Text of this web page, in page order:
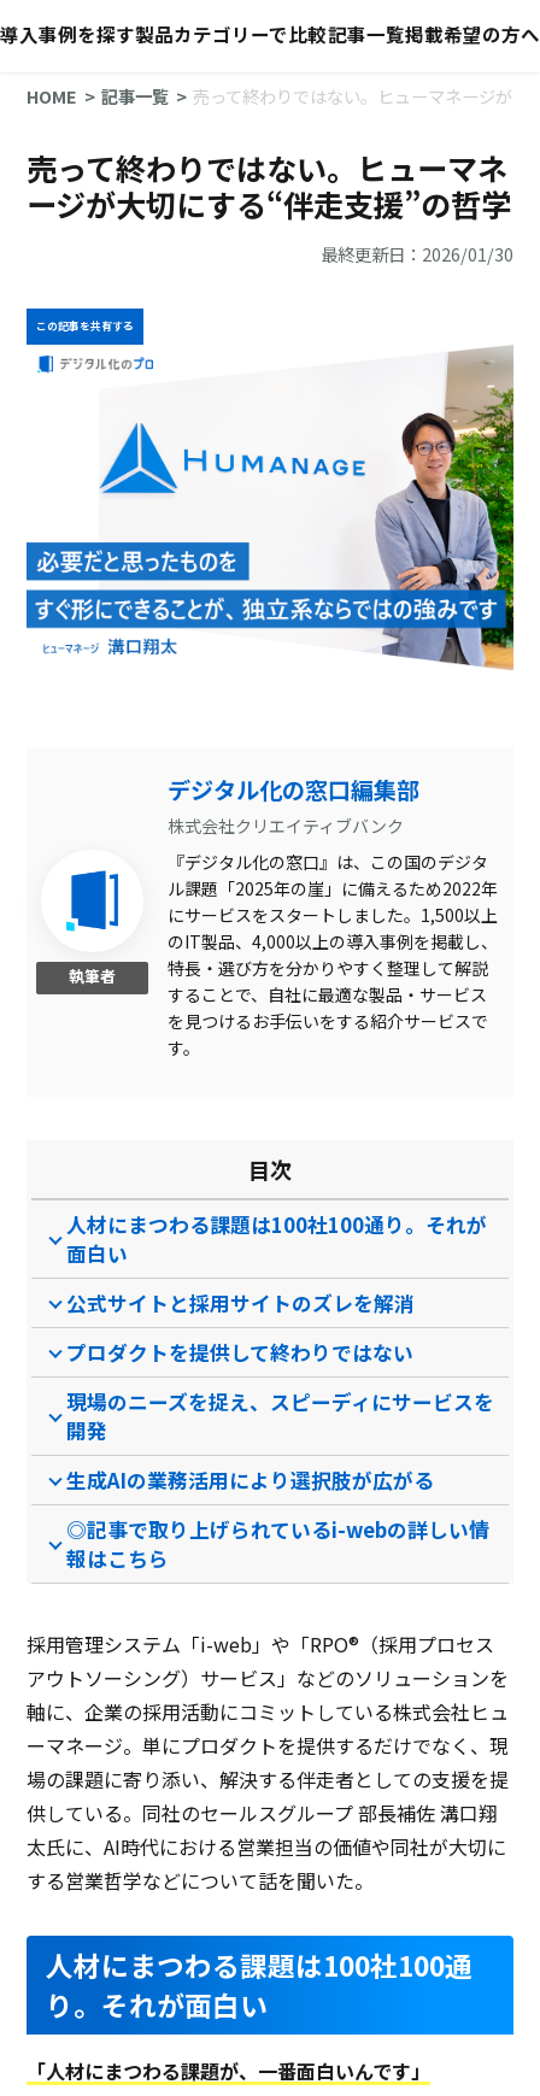
導入事例を探す製品カテゴリーで比較記事一覧掲載希望の方へ
HOME 記事一覧 売って終わりではない。ヒューマネージが大
売って終わりではない。ヒューマネ
ージが大切にする“伴走支援”の哲学
最終更新日：2026/01/30
この記事を共有する
執筆者
デジタル化の窓口編集部
株式会社クリエイティブバンク
『デジタル化の窓口』は、この国のデジタ
ル課題「2025年の崖」に備えるため2022年
にサービスをスタートしました。1,500以上
のIT製品、4,000以上の導入事例を掲載し、
特長・選び方を分かりやすく整理して解説
することで、自社に最適な製品・サービス
を見つけるお手伝いをする紹介サービスで
す。
目次
人材にまつわる課題は100社100通り。それが
面白い
公式サイトと採用サイトのズレを解消
プロダクトを提供して終わりではない
現場のニーズを捉え、スピーディにサービスを
開発
生成AIの業務活用により選択肢が広がる
◎記事で取り上げられているi-webの詳しい情
報はこちら
採用管理システム「i-web」や「RPO®（採用プロセス
アウトソーシング）サービス」などのソリューションを
軸に、企業の採用活動にコミットしている株式会社ヒュ
ーマネージ。単にプロダクトを提供するだけでなく、現
場の課題に寄り添い、解決する伴走者としての支援を提
供している。同社のセールスグループ 部長補佐 溝口翔
太氏に、AI時代における営業担当の価値や同社が大切に
する営業哲学などについて話を聞いた。
人材にまつわる課題は100社100通
り。それが面白い
「人材にまつわる課題が、一番面白いんです」